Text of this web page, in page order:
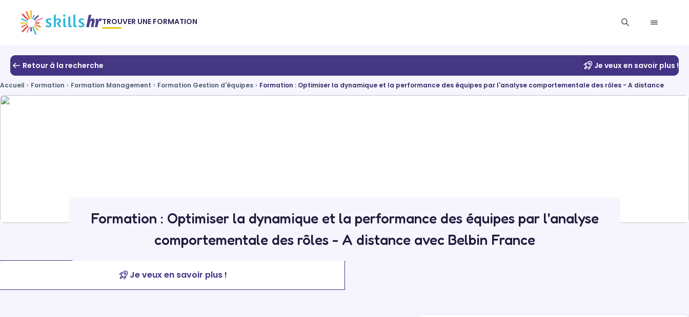
TROUVER UNE FORMATION
Retour à la recherche Je veux en savoir plus !
Accueil Formation Formation Management Formation Gestion d'équipes Formation : Optimiser la dynamique et la performance des équipes par l'analyse comportementale des rôles - A distance
Formation : Optimiser la dynamique et la performance des équipes par l'analyse
comportementale des rôles - A distance avec Belbin France
Je veux en savoir plus !